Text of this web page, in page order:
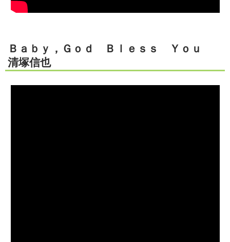
Ｂａｂｙ，Ｇｏｄ Ｂｌｅｓｓ Ｙｏｕ
清塚信也